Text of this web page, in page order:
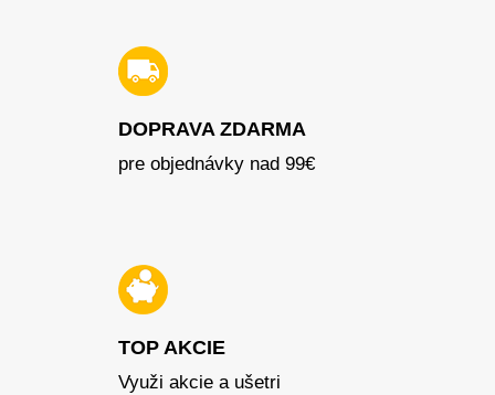
DOPRAVA ZDARMA
pre objednávky nad 99€
TOP AKCIE
Využi akcie a ušetri